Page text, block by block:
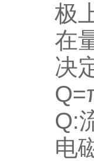
极
在
决
Q=
Q:
电